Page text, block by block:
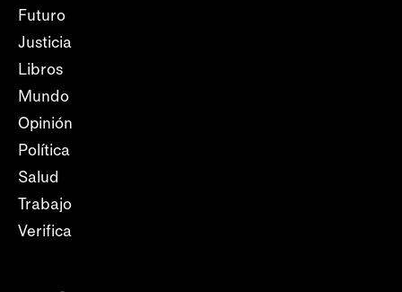
Futuro
Justicia
Libros
Mundo
Opinión
Política
Salud
Trabajo
Verifica